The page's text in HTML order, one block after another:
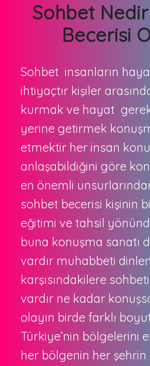
Sohbet
Becerisi
Sohbet insanların
ihtiyaçtır kişiler
kurmak ve hayat
yerine getirmek
etmektir her insan
anlaşabildiğini göre
en önemli
sohbet becerisi kişinin
eğitimi ve tahsil
buna konuşma sanatı
vardır muhabbeti
karşısındakilere
vardır ne kadar
olayın birde farklı
Türkiye’nin bölgelerini
her bölgenin her